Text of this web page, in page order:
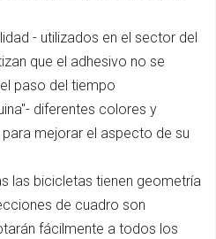
- utilizados en el sector del
que el adhesivo no se
paso del tiempo
diferentes colores y
mejorar el aspecto de su
las bicicletas tienen geometría
de cuadro son
fácilmente a todos los